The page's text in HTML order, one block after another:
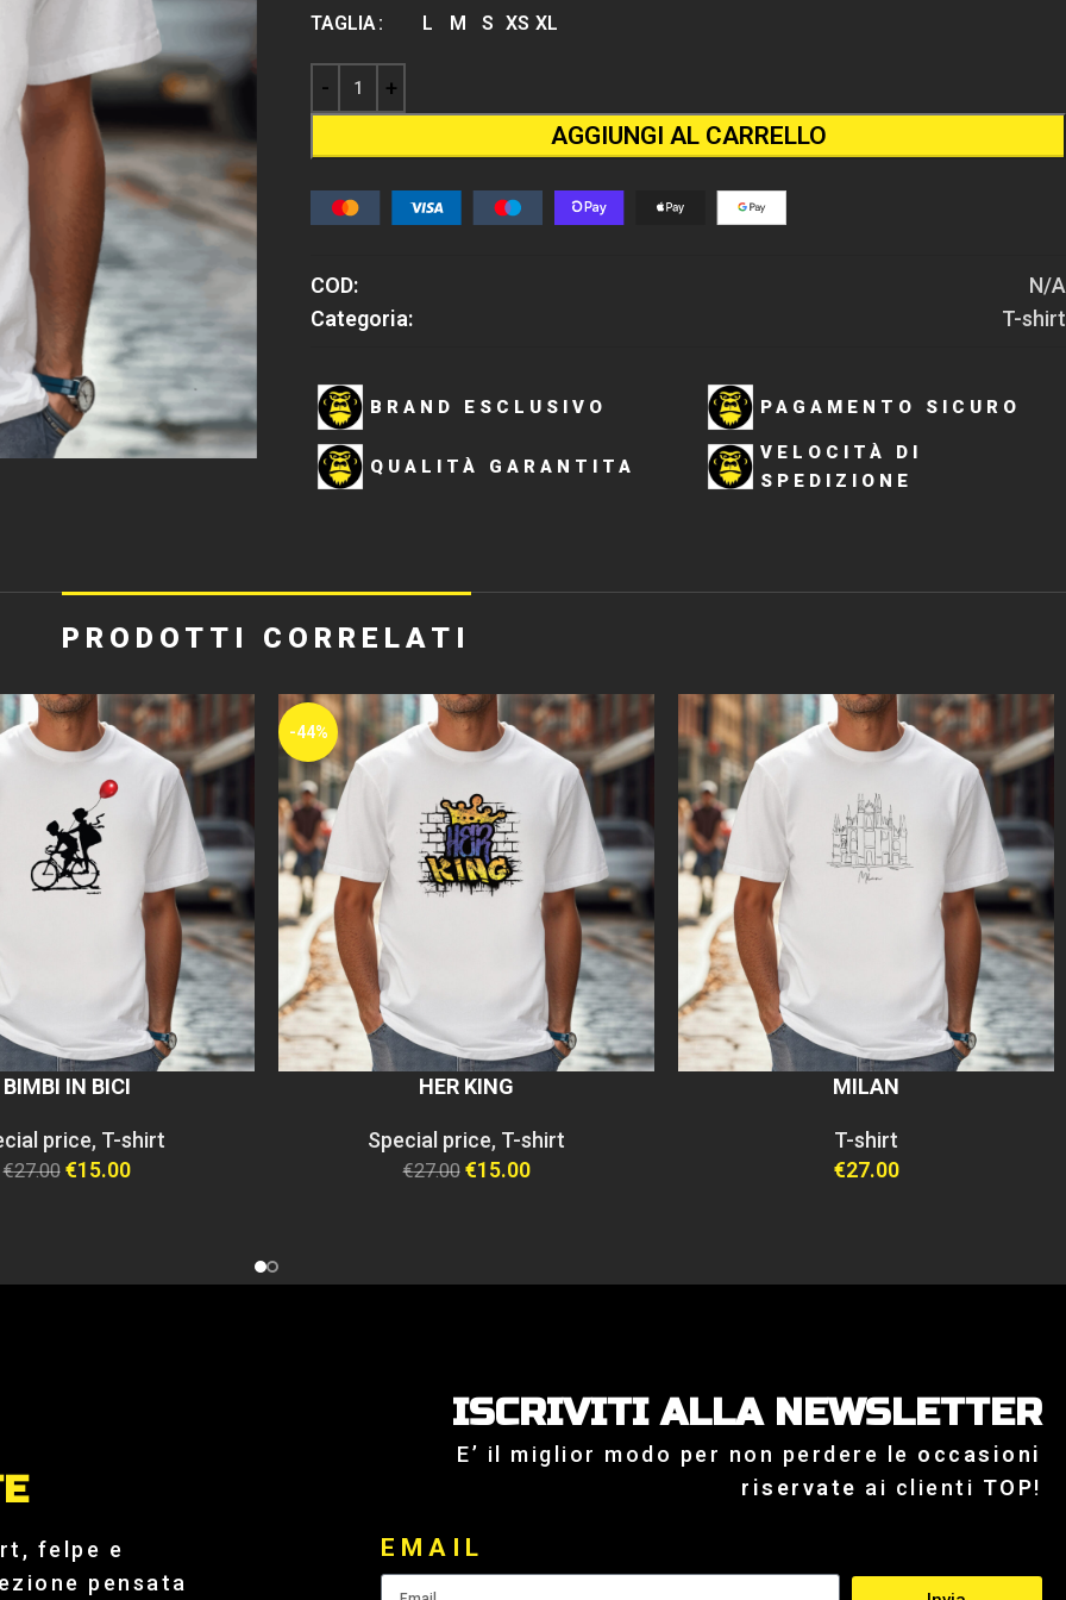
TAGLIA L M S XS XL
AGGIUNGI AL CARRELLO
COD:
N/A
Categoria:
T-shirt
BRAND ESCLUSIVO
QUALITÀ GARANTITA
PAGAMENTO SICURO
VELOCITÀ DI
SPEDIZIONE
PRODOTTI CORRELATI
BIMBI IN BICI
price, T-shirt
€27.00 €15.00
-44%
HER KING
Special price, T-shirt
€27.00 €15.00
MILAN
T-shirt
€27.00
felpe e
pensata
ISCRIVITI ALLA NEWSLETTER
E’ il miglior modo per non perdere le occasioni
riservate ai clienti TOP!
EMAIL